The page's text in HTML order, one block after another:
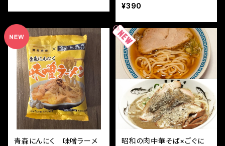
¥390
青森にんにく 味噌ラーメ
昭和の肉中華そば×ごぐに